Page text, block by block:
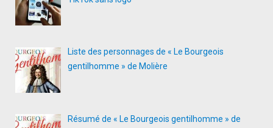
Liste des personnages de « Le Bourgeois
gentilhomme » de Molière
Résumé de « Le Bourgeois gentilhomme » de